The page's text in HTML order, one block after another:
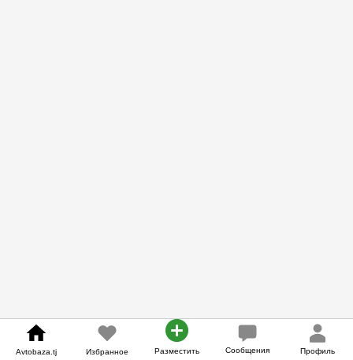
Avtobaza.tj Избранное Разместить Сообщения Профиль